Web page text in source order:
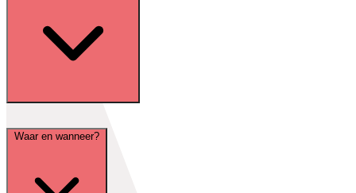
Waar en wanneer?